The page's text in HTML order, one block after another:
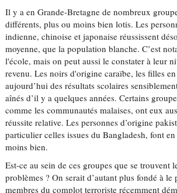
Il y a en Grande-Bretagne de nombreux
différents, plus ou moins bien lotis. Les
indienne, chinoise et japonaise réussissent
moyenne, que la population blanche. C’est
l'école, mais on peut aussi le constater à leur
revenu. Les noirs d'origine caraïbe, les filles
aujourd’hui des résultats scolaires
aînés d’il y a quelques années. Certains
comme les communautés malaises, ont eux
réussite relative. Les personnes d’origine
particulier celles issues du Bangladesh, font
moins bien.
Est-ce au sein de ces groupes que se trouvent
problèmes ? On serait d’autant plus fondé à le
membres du complot terroriste récemment